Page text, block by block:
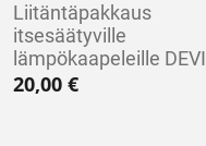
Liitäntäpakkaus
itsesäätyville
lämpökaapeleille DEVI
20,00 €